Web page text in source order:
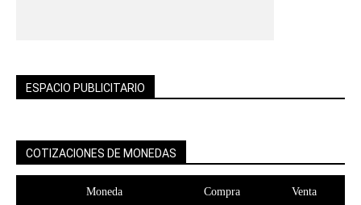
ESPACIO PUBLICITARIO
COTIZACIONES DE MONEDAS
Moneda Compra Venta